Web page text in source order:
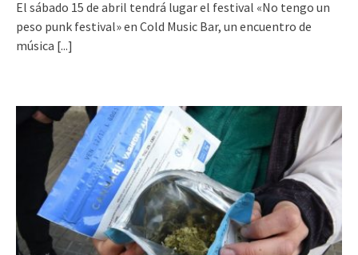
El sábado 15 de abril tendrá lugar el festival «No tengo un
peso punk festival» en Cold Music Bar, un encuentro de
música [...]